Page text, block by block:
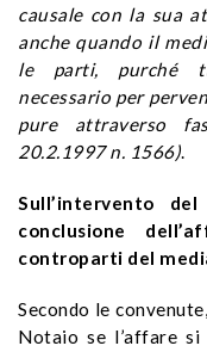
causale con la sua
anche quando il
le parti, purché
necessario per
pure attraverso
20.2.1997 n. 1566).
Sull’intervento
conclusione
controparti del
Secondo le
Notaio se l’affare